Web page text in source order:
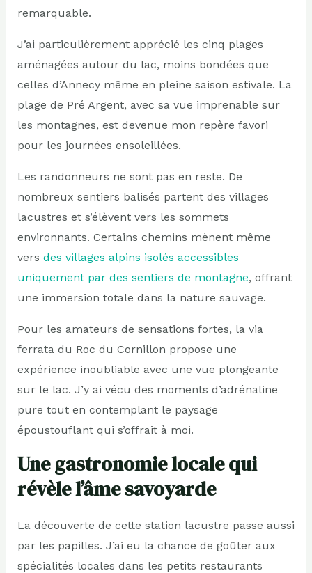
remarquable.
J’ai particulièrement apprécié les cinq plages
aménagées autour du lac, moins bondées que
celles d’Annecy même en pleine saison estivale. La
plage de Pré Argent, avec sa vue imprenable sur
les montagnes, est devenue mon repère favori
pour les journées ensoleillées.
Les randonneurs ne sont pas en reste. De
nombreux sentiers balisés partent des villages
lacustres et s’élèvent vers les sommets
environnants. Certains chemins mènent même
vers des villages alpins isolés accessibles
uniquement par des sentiers de montagne, offrant
une immersion totale dans la nature sauvage.
Pour les amateurs de sensations fortes, la via
ferrata du Roc du Cornillon propose une
expérience inoubliable avec une vue plongeante
sur le lac. J’y ai vécu des moments d’adrénaline
pure tout en contemplant le paysage
époustouflant qui s’offrait à moi.
Une gastronomie locale qui
révèle l’âme savoyarde
La découverte de cette station lacustre passe aussi
par les papilles. J’ai eu la chance de goûter aux
spécialités locales dans les petits restaurants